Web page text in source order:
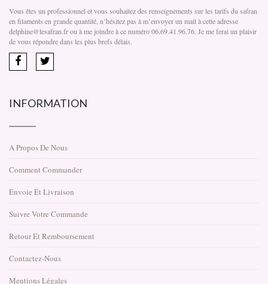
Vous êtes un professionnel et vous souhaitez des renseignements sur les tarifs du safran
en filaments en grande quantité, n’hésitez pas à m’envoyer un mail à cette adresse
delphine@lesafran.fr ou à me joindre à ce numéro 06.69.41.96.76. Je me ferai un plaisir
de vous répondre dans les plus brefs délais.
INFORMATION
A Propos De Nous
Comment Commander
Envoie Et Livraison
Suivre Votre Commande
Retour Et Remboursement
Contactez-Nous
Mentions Légales